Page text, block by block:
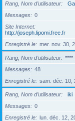
Rang, Nom d’utilisateur
Messages
0
Site Internet
http://joseph.lipomi.free.fr
Enregistré le
mer. nov. 30,
Rang, Nom d’utilisateur ****
Messages
48
Enregistré le
sam. déc. 10,
Rang, Nom d’utilisateur
iki
Messages
0
Enregistré le
lun. déc. 12,